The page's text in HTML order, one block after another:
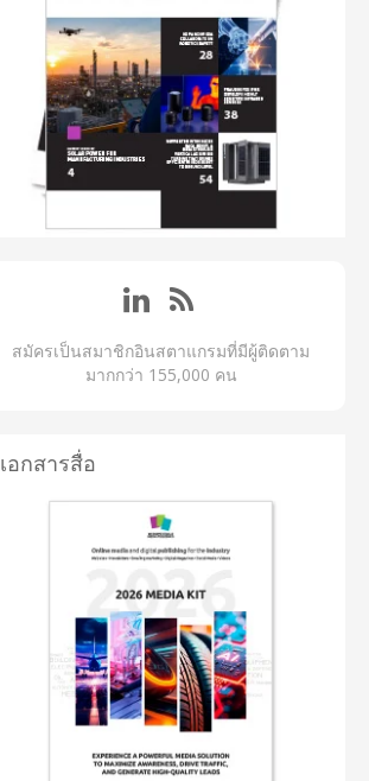
สมัครเป็นสมาชิกอินสตาแกรมที่มีผู้ติดตาม
มากกว่า 155,000 คน
เอกสารสื่อ